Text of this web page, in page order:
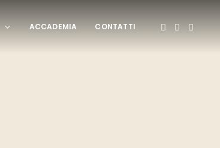
ACCADEMIA CONTATTI